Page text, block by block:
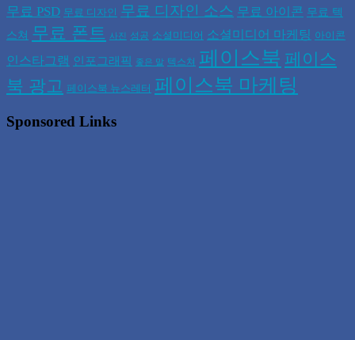
무료 PSD 무료 디자인 무료 디자인 소스 무료 아이콘 무료 텍
스쳐 무료 폰트 사진 성공 소셜미디어 소셜미디어 마케팅 아이콘
인스타그램 인포그래픽 좋은 말 텍스쳐 페이스북 페이스
북 광고 페이스북 뉴스레터 페이스북 마케팅
Sponsored Links